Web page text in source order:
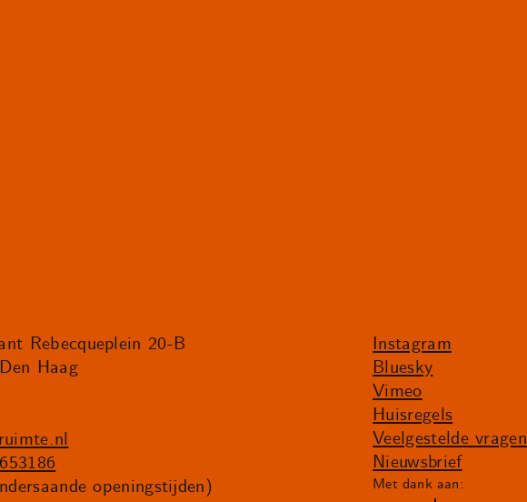
Rebecqueplein 20-B
Haag
openingstijden)
Instagram
Bluesky
Vimeo
Huisregels
Veelgestelde vragen
Nieuwsbrief
Met dank aan: